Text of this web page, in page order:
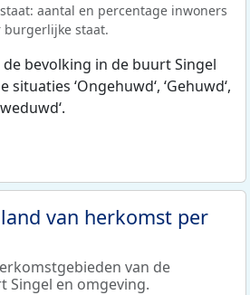
aantal en percentage inwoners
burgerlijke staat.
bevolking in de buurt Singel
‘Ongehuwd‘, ‘Gehuwd‘,
van herkomst per
van de
Singel en omgeving.